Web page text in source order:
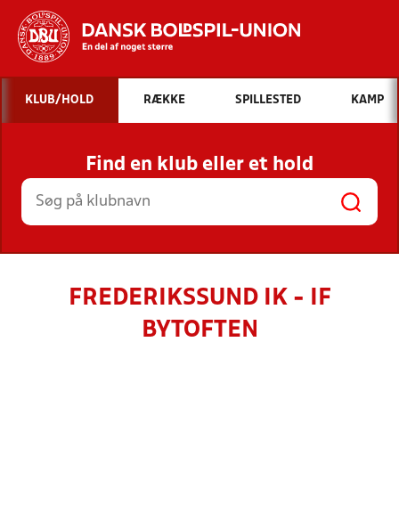
Hvad vil du søge efter?
INDHOLD OG NYHEDER
STILLINGER, RESULTATER, KLUBBER OG
HOLD
KLUB/HOLD RÆKKE SPILLESTED KAMP
Find en klub eller et hold
FREDERIKSSUND IK - IF
BYTOFTEN